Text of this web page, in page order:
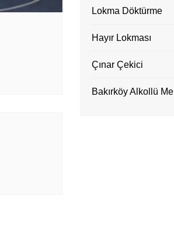
Lokma Döktürme
Hayır Lokması
Çınar Çekici
Bakırköy Alkollü